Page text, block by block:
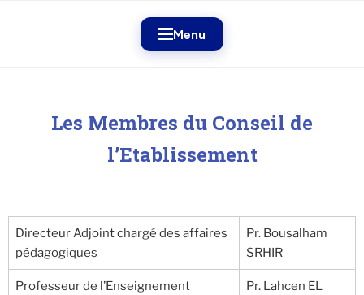
Menu
Les Membres du Conseil de
l’Etablissement
Directeur Adjoint chargé des affaires
pédagogiques
Pr. Bousalham
SRHIR
Professeur de l’Enseignement
Pr. Lahcen EL